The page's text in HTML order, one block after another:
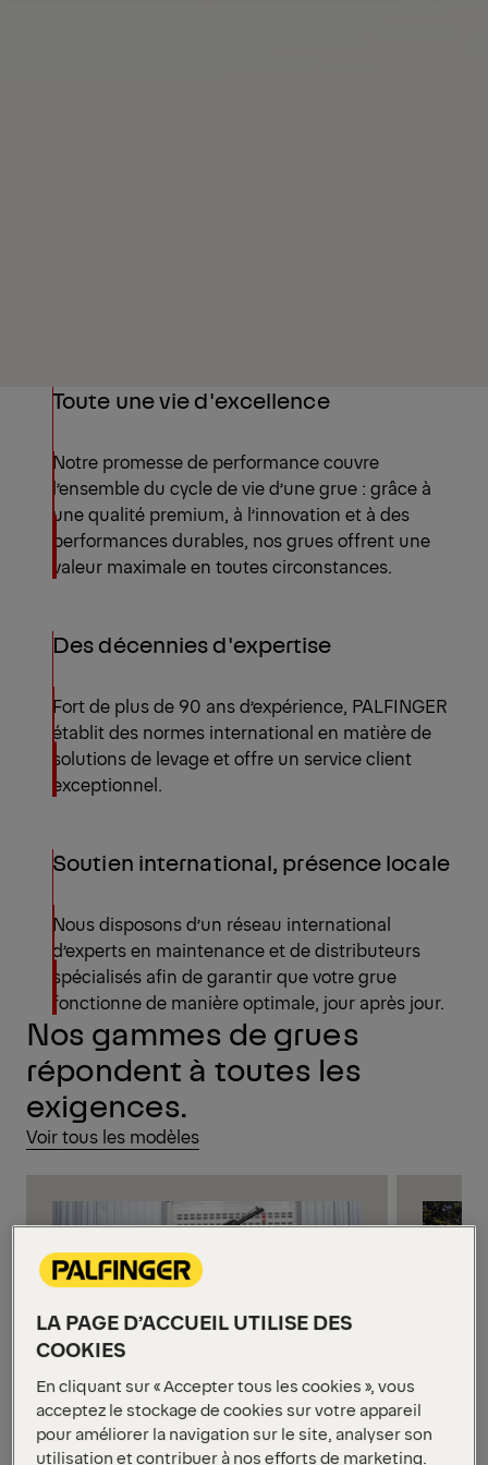
Toute une vie d'excellence
Notre promesse de performance couvre
l’ensemble du cycle de vie d’une grue : grâce à
une qualité premium, à l’innovation et à des
performances durables, nos grues offrent une
valeur maximale en toutes circonstances.
Des décennies d'expertise
Fort de plus de 90 ans d’expérience, PALFINGER
établit des normes international en matière de
solutions de levage et offre un service client
exceptionnel.
Soutien international, présence locale
Nous disposons d’un réseau international
d’experts en maintenance et de distributeurs
spécialisés afin de garantir que votre grue
fonctionne de manière optimale, jour après jour.
Nos gammes de grues
répondent à toutes les
exigences.
Voir tous les modèles
Nos petites grues de chargement
allient une puissance
LA PAGE D’ACCUEIL UTILISE DES
COOKIES
En cliquant sur « Accepter tous les cookies », vous
acceptez le stockage de cookies sur votre appareil
pour améliorer la navigation sur le site, analyser son
utilisation et contribuer à nos efforts de marketing.